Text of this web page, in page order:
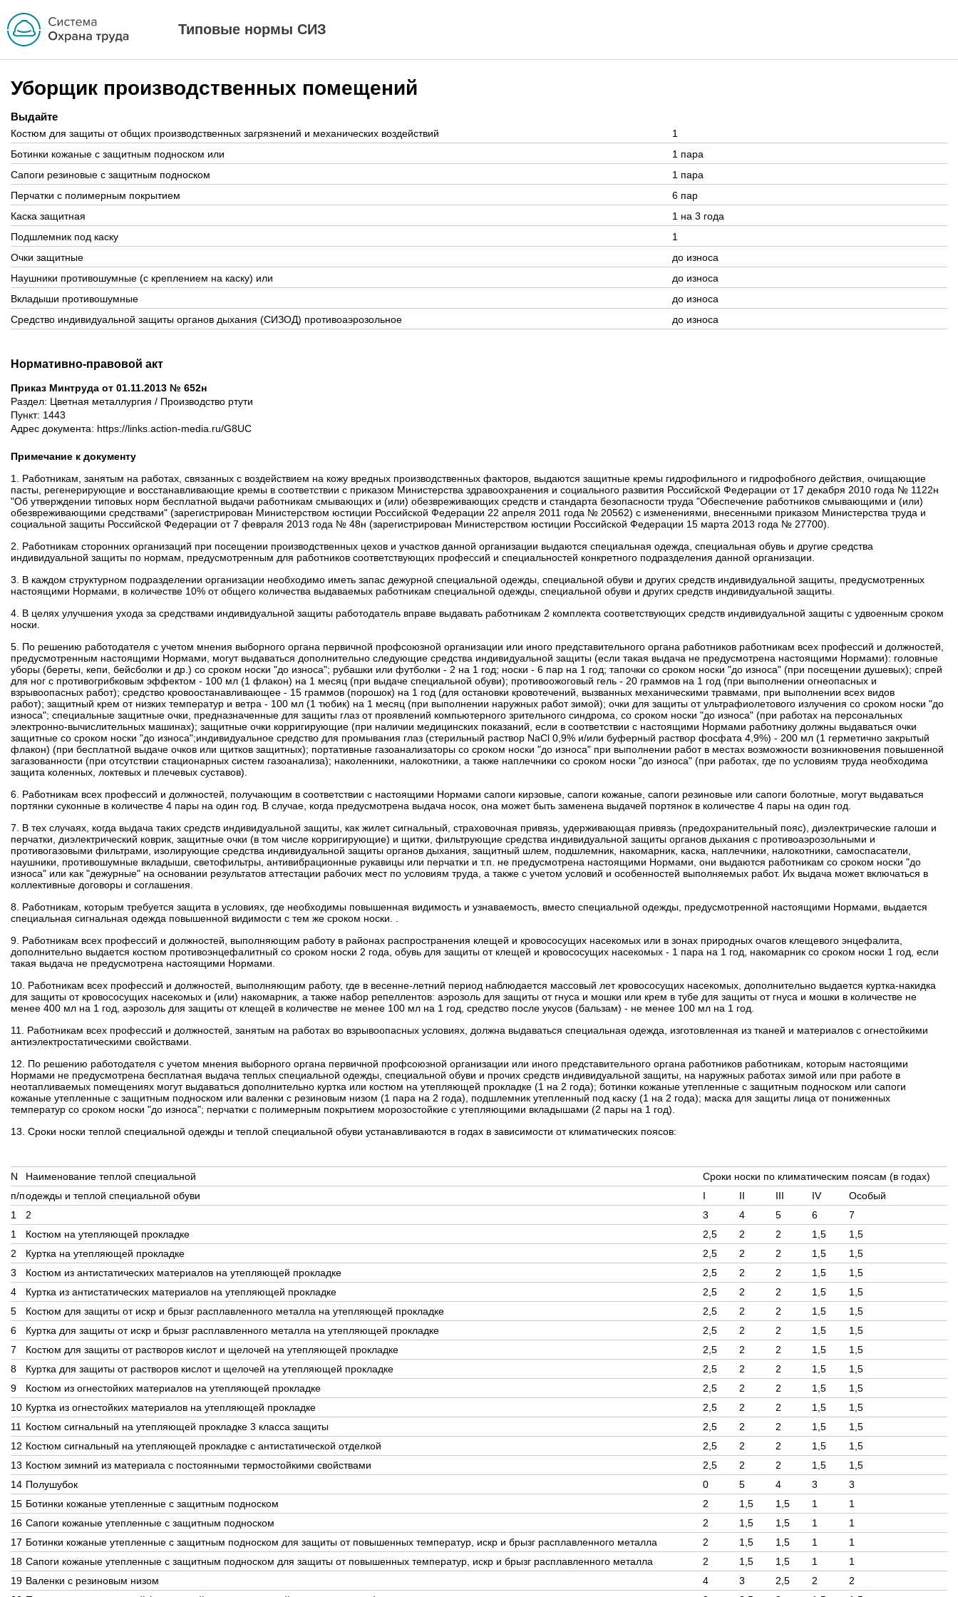
Типовые нормы СИЗ
Уборщик производственных помещений
Выдайте
Костюм для защиты от общих производственных загрязнений и механических воздействий
1
Ботинки кожаные с защитным подноском или
1 пара
Сапоги резиновые с защитным подноском
1 пара
Перчатки с полимерным покрытием
6 пар
Каска защитная
1 на 3 года
Подшлемник под каску
1
Очки защитные
до износа
Наушники противошумные (с креплением на каску) или
до износа
Вкладыши противошумные
до износа
Средство индивидуальной защиты органов дыхания (СИЗОД) противоаэрозольное
до износа
Нормативно-правовой акт
Приказ Минтруда от 01.11.2013 № 652н
Раздел: Цветная металлургия / Производство ртути
Пункт: 1443
Адрес документа: https://links.action-media.ru/G8UC
Примечание к документу
1. Работникам, занятым на работах, связанных с воздействием на кожу вредных производственных факторов, выдаются защитные кремы гидрофильного и гидрофобного действия, очищающие
пасты, регенерирующие и восстанавливающие кремы в соответствии с приказом Министерства здравоохранения и социального развития Российской Федерации от 17 декабря 2010 года № 1122н
"Об утверждении типовых норм бесплатной выдачи работникам смывающих и (или) обезвреживающих средств и стандарта безопасности труда "Обеспечение работников смывающими и (или)
обезвреживающими средствами" (зарегистрирован Министерством юстиции Российской Федерации 22 апреля 2011 года № 20562) с изменениями, внесенными приказом Министерства труда и
социальной защиты Российской Федерации от 7 февраля 2013 года № 48н (зарегистрирован Министерством юстиции Российской Федерации 15 марта 2013 года № 27700).
2. Работникам сторонних организаций при посещении производственных цехов и участков данной организации выдаются специальная одежда, специальная обувь и другие средства
индивидуальной защиты по нормам, предусмотренным для работников соответствующих профессий и специальностей конкретного подразделения данной организации.
3. В каждом структурном подразделении организации необходимо иметь запас дежурной специальной одежды, специальной обуви и других средств индивидуальной защиты, предусмотренных
настоящими Нормами, в количестве 10% от общего количества выдаваемых работникам специальной одежды, специальной обуви и других средств индивидуальной защиты.
4. В целях улучшения ухода за средствами индивидуальной защиты работодатель вправе выдавать работникам 2 комплекта соответствующих средств индивидуальной защиты с удвоенным сроком
носки.
5. По решению работодателя с учетом мнения выборного органа первичной профсоюзной организации или иного представительного органа работников работникам всех профессий и должностей,
предусмотренным настоящими Нормами, могут выдаваться дополнительно следующие средства индивидуальной защиты (если такая выдача не предусмотрена настоящими Нормами): головные
уборы (береты, кепи, бейсболки и др.) со сроком носки "до износа"; рубашки или футболки - 2 на 1 год; носки - 6 пар на 1 год; тапочки со сроком носки "до износа" (при посещении душевых); спрей
для ног с противогрибковым эффектом - 100 мл (1 флакон) на 1 месяц (при выдаче специальной обуви); противоожоговый гель - 20 граммов на 1 год (при выполнении огнеопасных и
взрывоопасных работ); средство кровоостанавливающее - 15 граммов (порошок) на 1 год (для остановки кровотечений, вызванных механическими травмами, при выполнении всех видов
работ); защитный крем от низких температур и ветра - 100 мл (1 тюбик) на 1 месяц (при выполнении наружных работ зимой); очки для защиты от ультрафиолетового излучения со сроком носки "до
износа"; специальные защитные очки, предназначенные для защиты глаз от проявлений компьютерного зрительного синдрома, со сроком носки "до износа" (при работах на персональных
электронно-вычислительных машинах); защитные очки корригирующие (при наличии медицинских показаний, если в соответствии с настоящими Нормами работнику должны выдаваться очки
защитные со сроком носки "до износа";индивидуальное средство для промывания глаз (стерильный раствор NaCl 0,9% и/или буферный раствор фосфата 4,9%) - 200 мл (1 герметично закрытый
флакон) (при бесплатной выдаче очков или щитков защитных); портативные газоанализаторы со сроком носки "до износа" при выполнении работ в местах возможности возникновения повышенной
загазованности (при отсутствии стационарных систем газоанализа); наколенники, налокотники, а также наплечники со сроком носки "до износа" (при работах, где по условиям труда необходима
защита коленных, локтевых и плечевых суставов).
6. Работникам всех профессий и должностей, получающим в соответствии с настоящими Нормами сапоги кирзовые, сапоги кожаные, сапоги резиновые или сапоги болотные, могут выдаваться
портянки суконные в количестве 4 пары на один год. В случае, когда предусмотрена выдача носок, она может быть заменена выдачей портянок в количестве 4 пары на один год.
7. В тех случаях, когда выдача таких средств индивидуальной защиты, как жилет сигнальный, страховочная привязь, удерживающая привязь (предохранительный пояс), диэлектрические галоши и
перчатки, диэлектрический коврик, защитные очки (в том числе корригирующие) и щитки, фильтрующие средства индивидуальной защиты органов дыхания с противоаэрозольными и
противогазовыми фильтрами, изолирующие средства индивидуальной защиты органов дыхания, защитный шлем, подшлемник, накомарник, каска, наплечники, налокотники, самоспасатели,
наушники, противошумные вкладыши, светофильтры, антивибрационные рукавицы или перчатки и т.п. не предусмотрена настоящими Нормами, они выдаются работникам со сроком носки "до
износа" или как "дежурные" на основании результатов аттестации рабочих мест по условиям труда, а также с учетом условий и особенностей выполняемых работ. Их выдача может включаться в
коллективные договоры и соглашения.
8. Работникам, которым требуется защита в условиях, где необходимы повышенная видимость и узнаваемость, вместо специальной одежды, предусмотренной настоящими Нормами, выдается
специальная сигнальная одежда повышенной видимости с тем же сроком носки. .
9. Работникам всех профессий и должностей, выполняющим работу в районах распространения клещей и кровососущих насекомых или в зонах природных очагов клещевого энцефалита,
дополнительно выдается костюм противоэнцефалитный со сроком носки 2 года, обувь для защиты от клещей и кровососущих насекомых - 1 пара на 1 год, накомарник со сроком носки 1 год, если
такая выдача не предусмотрена настоящими Нормами.
10. Работникам всех профессий и должностей, выполняющим работу, где в весенне-летний период наблюдается массовый лет кровососущих насекомых, дополнительно выдается куртка-накидка
для защиты от кровососущих насекомых и (или) накомарник, а также набор репеллентов: аэрозоль для защиты от гнуса и мошки или крем в тубе для защиты от гнуса и мошки в количестве не
менее 400 мл на 1 год, аэрозоль для защиты от клещей в количестве не менее 100 мл на 1 год, средство после укусов (бальзам) - не менее 100 мл на 1 год.
11. Работникам всех профессий и должностей, занятым на работах во взрывоопасных условиях, должна выдаваться специальная одежда, изготовленная из тканей и материалов с огнестойкими
антиэлектростатическими свойствами.
12. По решению работодателя с учетом мнения выборного органа первичной профсоюзной организации или иного представительного органа работников работникам, которым настоящими
Нормами не предусмотрена бесплатная выдача теплых специальной одежды, специальной обуви и прочих средств индивидуальной защиты, на наружных работах зимой или при работе в
неотапливаемых помещениях могут выдаваться дополнительно куртка или костюм на утепляющей прокладке (1 на 2 года); ботинки кожаные утепленные с защитным подноском или сапоги
кожаные утепленные с защитным подноском или валенки с резиновым низом (1 пара на 2 года), подшлемник утепленный под каску (1 на 2 года); маска для защиты лица от пониженных
температур со сроком носки "до износа"; перчатки с полимерным покрытием морозостойкие с утепляющими вкладышами (2 пары на 1 год).
13. Сроки носки теплой специальной одежды и теплой специальной обуви устанавливаются в годах в зависимости от климатических поясов:
N Наименование теплой специальной
Сроки носки по климатическим поясам (в годах)
п/подежды и теплой специальной обуви I II III IV
Особый
1
2 3 4 5 6
7
1
Костюм на утепляющей прокладке 2,5 2 2 1,5
1,5
2
Куртка на утепляющей прокладке 2,5 2 2 1,5
1,5
3
Костюм из антистатических материалов на утепляющей прокладке 2,5 2 2 1,5
1,5
4
Куртка из антистатических материалов на утепляющей прокладке 2,5 2 2 1,5
1,5
5
Костюм для защиты от искр и брызг расплавленного металла на утепляющей прокладке 2,5 2 2 1,5
1,5
6
Куртка для защиты от искр и брызг расплавленного металла на утепляющей прокладке 2,5 2 2 1,5
1,5
7
Костюм для защиты от растворов кислот и щелочей на утепляющей прокладке 2,5 2 2 1,5
1,5
8
Куртка для защиты от растворов кислот и щелочей на утепляющей прокладке 2,5 2 2 1,5
1,5
9
Костюм из огнестойких материалов на утепляющей прокладке 2,5 2 2 1,5
1,5
10 Куртка из огнестойких материалов на утепляющей прокладке 2,5 2 2 1,5
1,5
11
Костюм сигнальный на утепляющей прокладке 3 класса защиты 2,5 2 2 1,5
1,5
12 Костюм сигнальный на утепляющей прокладке с антистатической отделкой 2,5 2 2 1,5
1,5
13 Костюм зимний из материала с постоянными термостойкими свойствами 2,5 2 2 1,5
1,5
14 Полушубок 0 5 4 3
3
15 Ботинки кожаные утепленные с защитным подноском 2 1,5 1,5 1
1
16 Сапоги кожаные утепленные с защитным подноском 2 1,5 1,5 1
1
17 Ботинки кожаные утепленные с защитным подноском для защиты от повышенных температур, искр и брызг расплавленного металла 2 1,5 1,5 1
1
18 Сапоги кожаные утепленные с защитным подноском для защиты от повышенных температур, искр и брызг расплавленного металла 2 1,5 1,5 1
1
19 Валенки с резиновым низом 4 3 2,5 2
2